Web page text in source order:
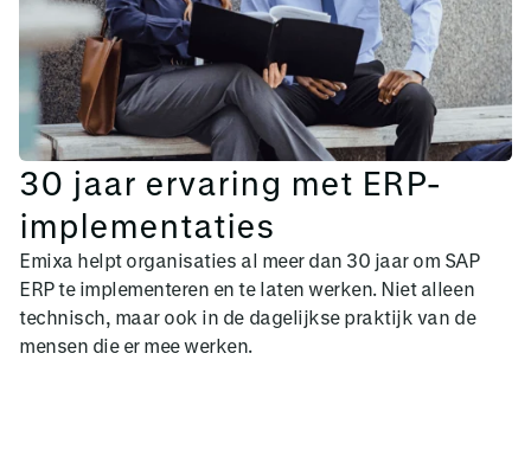
30 jaar ervaring met ERP-
implementaties
Emixa helpt organisaties al meer dan 30 jaar om SAP
ERP te implementeren en te laten werken. Niet alleen
technisch, maar ook in de dagelijkse praktijk van de
mensen die er mee werken.